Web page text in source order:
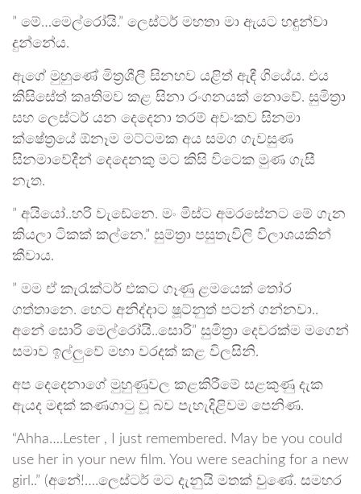
” මේ…මෙල්රෝයි.” ලෙස්ටර් මහතා මා ඇයට හඳුන්වා
දුන්නේය.
ඇගේ මුහුණේ මිත්‍රශීලී සිනහව යළිත් ඇඳී ගියේය. එය
කිසිසේත් කaතිමව කළ සිනා රංගනයක් නොවේ. සුමිත්‍රා
සහ ලෙස්ටර් යන දෙදෙනා තරම් අවංකව සිනමා
ක්ෂේත්‍රයේ ඕනෑම මට්ටමක අය සමග ගැවසුණ
සිනමාවේදීන් දෙදෙනකු මට කිසි විටෙක මුණ ගැසී
නැත.
” අයියෝ..හරි වැඩේනෙ. මං මිස්ට අමරසේනට මේ ගැන
කියලා ටිකක් කල්නෙ.” සුම්ත්‍රා පසුතැවිලි විලාශයකින්
කීවාය.
” මම ඒ කැරැක්ටර් එකට ගෑණු ළමයෙක් තෝර
ගත්තානෙ. හෙට අනිද්දාට ෂූට්නුත් පටන් ගන්නවා..
අනේ සොරි මෙල්රෝයි..සොරි” සුමිත්‍රා දෙවරක්ම මගෙන්
සමාව ඉල්ලුවේ මහා වරදක් කළ විලසිනි.
අප දෙදෙනාගේ මුහුණුවල කළකිරීමේ සළකුණු දැක
ඇයද මඳක් කණගාටු වූ බව පැහැදිළිවම පෙනිණ.
“Ahha….Lester , I just remembered. May be you could
use her in your new film. You were seaching for a new
girl..” (අනේ!….ලෙස්ටර් මට දැනුයි මතක් වුණේ. සමහර